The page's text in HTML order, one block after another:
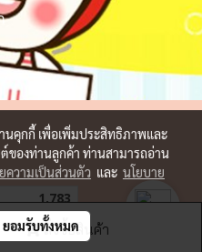
สั่งซื้อสินค้า
1,783
นคุกกี้ เพื่อเพิ่มประสิทธิภาพและ
ของท่านลูกค้า ท่านสามารถอ่าน
ความเป็นส่วนตัว และ นโยบาย
ยอมรับทั้งหมด